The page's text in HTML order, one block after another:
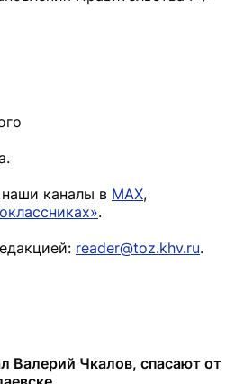
каналы в MAX,
.
reader@toz.khv.ru.
Валерий Чкалов, спасают от